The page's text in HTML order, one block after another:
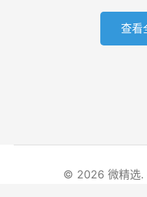
查看
© 2026 微精选.